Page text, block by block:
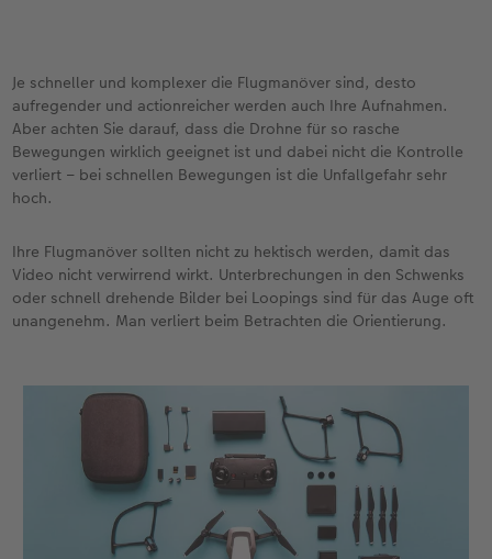
Je schneller und komplexer die Flugmanöver sind, desto
aufregender und actionreicher werden auch Ihre Aufnahmen.
Aber achten Sie darauf, dass die Drohne für so rasche
Bewegungen wirklich geeignet ist und dabei nicht die Kontrolle
verliert – bei schnellen Bewegungen ist die Unfallgefahr sehr
hoch.
Ihre Flugmanöver sollten nicht zu hektisch werden, damit das
Video nicht verwirrend wirkt. Unterbrechungen in den Schwenks
oder schnell drehende Bilder bei Loopings sind für das Auge oft
unangenehm. Man verliert beim Betrachten die Orientierung.